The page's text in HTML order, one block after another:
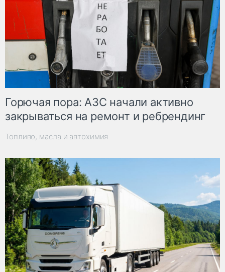
Горючая пора: АЗС начали активно
закрываться на ремонт и ребрендинг
Топливо, масла и автохимия